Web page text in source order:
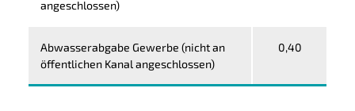
angeschlossen)
Abwasserabgabe Gewerbe (nicht an
öffentlichen Kanal angeschlossen)
0,40